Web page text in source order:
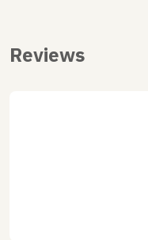
Reviews